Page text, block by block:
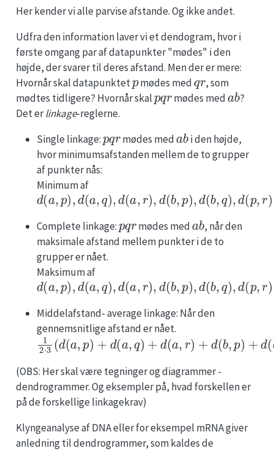
Her kender vi alle parvise afstande. Og ikke andet.
Udfra den information laver vi et dendogram, hvor i
første omgang par af datapunkter "mødes" i den
højde, der svarer til deres afstand. Men der er mere:
Hvornår skal datapunktet
p
mødes med
qr
, som
mødtes tidligere? Hvornår skal
pqr
mødes med
a b
?
Det erlinkage-reglerne.
Single linkage:
mødes med
b
i den højde,
hvor minimumsafstanden mellem de to grupper
af punkter nås:
Minimum af
d(a,p),d(a ,d a, d ,p d( ,q) ( ,r)
Complete linkage: mødes med
b
, når den
maksimale afstand mellem punkter i de to
grupper er nået.
Maksimum af
d(a,p),d(a, ,d a, d ,p d( ,q) ( ,r)
Middelafstand- average linkage: Når den
gennemsnitlige afstand er nået.
12⋅3(d(a,p)+d(a,q)+d( a,r)+ (b +d , d(
(OBS: Her skal være tegninger og diagrammer -
dendrogrammer. Og eksempler på, hvad forskellen er
på de forskellige linkagekrav)
Klyngeanalyse af DNA eller for eksempel mRNA giver
anledning til dendrogrammer, som kaldes de